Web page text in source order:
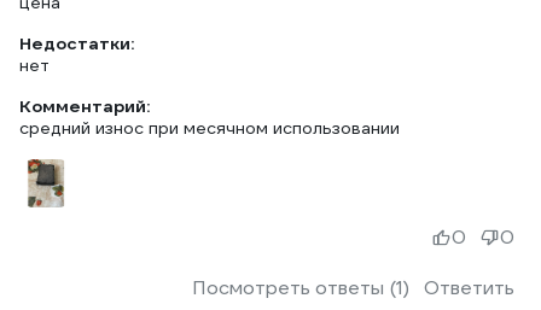
Недостатки:
нет
Комментарий:
средний износ при месячном использовании
Посмотреть ответы (1) Ответить
0 0